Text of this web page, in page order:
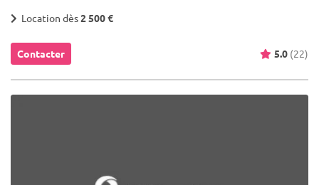
Location dès2 500 €
Contacter 5.0 (22)